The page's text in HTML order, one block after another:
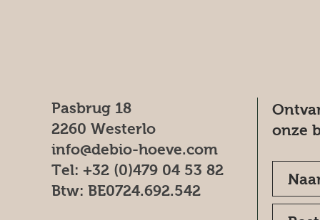
Pasbrug 18
2260 Westerlo
info@debio-hoeve.com
Tel: +32 (0)479 04 53 82
Btw: BE0724.692.542
onze